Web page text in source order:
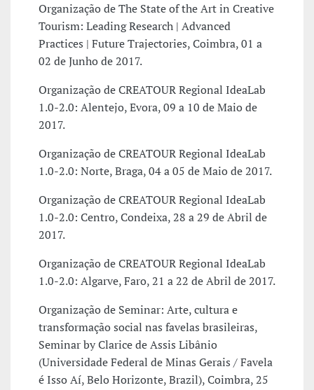
Organização de The State of the Art in Creative
Tourism: Leading Research | Advanced
Practices | Future Trajectories, Coimbra, 01 a
02 de Junho de 2017.
Organização de CREATOUR Regional IdeaLab
1.0-2.0: Alentejo, Evora, 09 a 10 de Maio de
2017.
Organização de CREATOUR Regional IdeaLab
1.0-2.0: Norte, Braga, 04 a 05 de Maio de 2017.
Organização de CREATOUR Regional IdeaLab
1.0-2.0: Centro, Condeixa, 28 a 29 de Abril de
2017.
Organização de CREATOUR Regional IdeaLab
1.0-2.0: Algarve, Faro, 21 a 22 de Abril de 2017.
Organização de Seminar: Arte, cultura e
transformação social nas favelas brasileiras,
Seminar by Clarice de Assis Libânio
(Universidade Federal de Minas Gerais / Favela
é Isso Aí, Belo Horizonte, Brazil), Coimbra, 25